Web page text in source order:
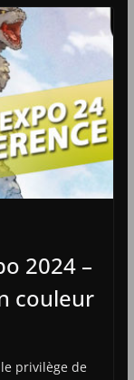
2024 –
couleur
privilège de